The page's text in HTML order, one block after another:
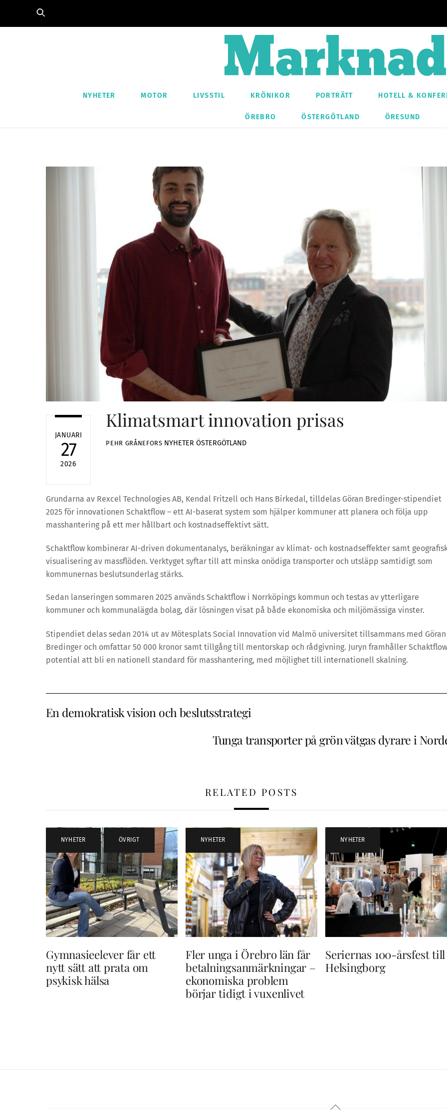
NYHETER MOTOR LIVSSTIL KRÖNIKOR PORTRÄTT HOTELL &
ÖREBRO ÖSTERGÖTLAND ÖRESUND
JANUARI
27
2026
Klimatsmart innovation prisas
PEHR GRÅNEFORS NYHETER ÖSTERGÖTLAND
Grundarna av Rexcel Technologies AB, Kendal Fritzell och Hans Birkedal, tilldelas Göran Bredinger-stipendiet
2025 för innovationen Schaktflow – ett AI-baserat system som hjälper kommuner att planera och följa upp
masshantering på ett mer hållbart och kostnadseffektivt sätt.
Schaktflow kombinerar AI-driven dokumentanalys, beräkningar av klimat- och kostnadseffekter samt
visualisering av massflöden. Verktyget syftar till att minska onödiga transporter och utsläpp samtidigt som
kommunernas beslutsunderlag stärks.
Sedan lanseringen sommaren 2025 används Schaktflow i Norrköpings kommun och testas av ytterligare
kommuner och kommunalägda bolag, där lösningen visat på både ekonomiska och miljömässiga vinster.
Stipendiet delas sedan 2014 ut av Mötesplats Social Innovation vid Malmö universitet tillsammans med Göran
Bredinger och omfattar 50 000 kronor samt tillgång till mentorskap och rådgivning. Juryn framhåller
potential att bli en nationell standard för masshantering, med möjlighet till internationell skalning.
En demokratisk vision och beslutsstrategi
Tunga transporter på grön vätgas dyrare i
RELATED POSTS
NYHETER , ÖVRIGT
Gymnasieelever får ett
nytt sätt att prata om
psykisk hälsa
NYHETER
Fler unga i Örebro län får
betalningsanmärkningar –
ekonomiska problem
börjar tidigt i vuxenlivet
NYHETER
Seriernas 100-årsfest till
Helsingborg
Back